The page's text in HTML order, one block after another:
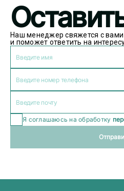
Наш менеджер свяжется с вами
и поможет ответить на
Я соглашаюсь на обработку